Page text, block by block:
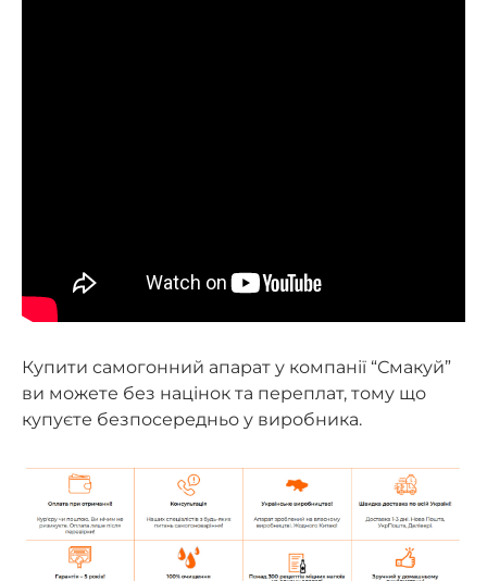
Купити самогонний апарат у компанії “Смакуй”
ви можете без націнок та переплат, тому що
купуєте безпосередньо у виробника.